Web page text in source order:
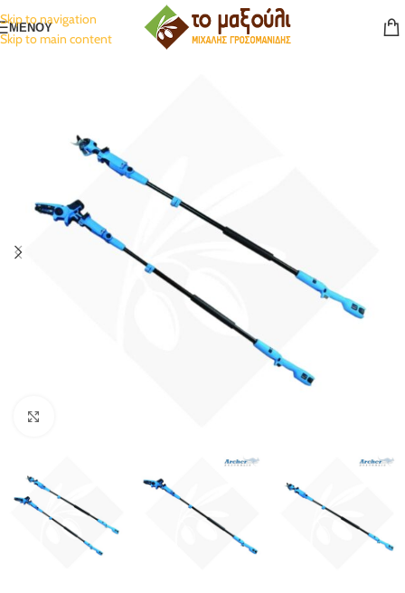
Skip to navigation
Skip to main content
ΜΕΝΟΥ